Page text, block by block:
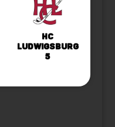
HC
Ludwigsburg
5